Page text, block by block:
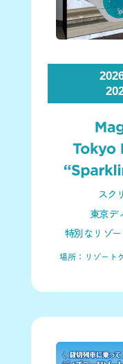
スク
東京デ
特別なリゾ
場所：リゾート